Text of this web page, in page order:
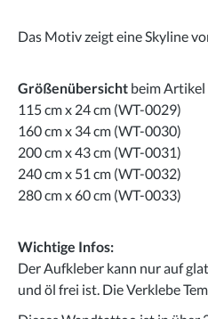
Das Motiv zeigt eine Skyline
Größenübersicht beim Artikel
115 cm x 24 cm (WT-0029)
160 cm x 34 cm (WT-0030)
200 cm x 43 cm (WT-0031)
240 cm x 51 cm (WT-0032)
280 cm x 60 cm (WT-0033)
Wichtige Infos:
Der Aufkleber kann nur auf
und öl frei ist. Die Verklebe